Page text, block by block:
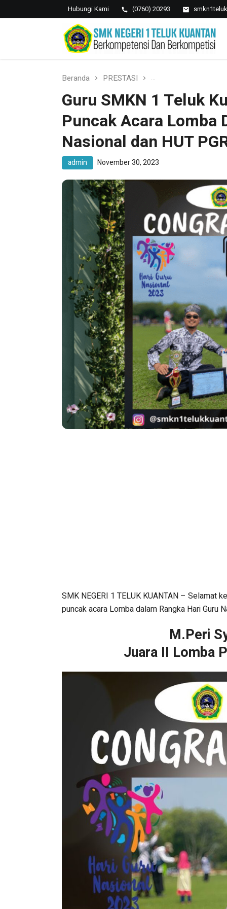
Hubungi Kami (0760) 20293
SMK NEGERI 1 TELUK
KUANTAN
Berkopetensi Dan Berkompetisi
Beranda PRESTASI Guru SMKN 1 Teluk
Guru SMKN 1 Teluk
Puncak Acara Lomba
Nasional dan HUT
admin November 30, 2023
SMK NEGERI 1 TELUK KUANTAN – Selamat
puncak acara Lomba dalam Rangka Hari Guru
M.Peri
Juara II Lomba